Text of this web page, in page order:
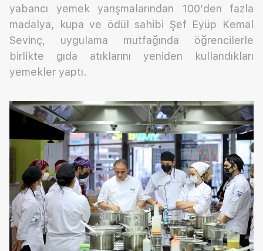
yabancı yemek yarışmalarından 100’den fazla
madalya, kupa ve ödül sahibi Şef Eyüp Kemal
Sevinç, uygulama mutfağında öğrencilerle
birlikte gıda atıklarını yeniden kullandıkları
yemekler yaptı.